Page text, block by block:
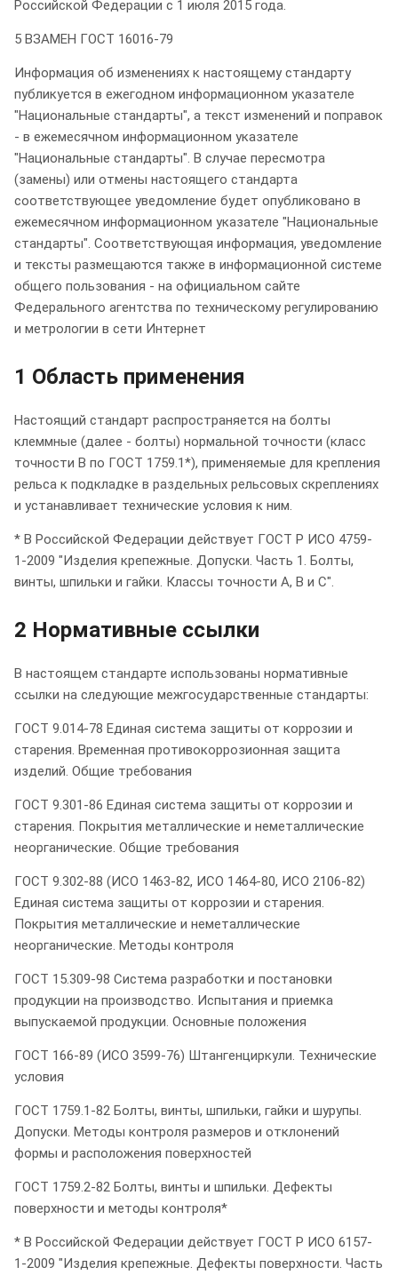
Российской Федерации с 1 июля 2015 года.
5 ВЗАМЕН ГОСТ 16016-79
Информация об изменениях к настоящему стандарту
публикуется в ежегодном информационном указателе
"Национальные стандарты", а текст изменений и поправок
- в ежемесячном информационном указателе
"Национальные стандарты". В случае пересмотра
(замены) или отмены настоящего стандарта
соответствующее уведомление будет опубликовано в
ежемесячном информационном указателе "Национальные
стандарты". Соответствующая информация, уведомление
и тексты размещаются также в информационной системе
общего пользования - на официальном сайте
Федерального агентства по техническому регулированию
и метрологии в сети Интернет
1 Область применения
Настоящий стандарт распространяется на болты
клеммные (далее - болты) нормальной точности (класс
точности В по ГОСТ 1759.1*), применяемые для крепления
рельса к подкладке в раздельных рельсовых скреплениях
и устанавливает технические условия к ним.
* В Российской Федерации действует ГОСТ Р ИСО 4759-
1-2009 "Изделия крепежные. Допуски. Часть 1. Болты,
винты, шпильки и гайки. Классы точности А, В и С".
2 Нормативные ссылки
В настоящем стандарте использованы нормативные
ссылки на следующие межгосударственные стандарты:
ГОСТ 9.014-78 Единая система защиты от коррозии и
старения. Временная противокоррозионная защита
изделий. Общие требования
ГОСТ 9.301-86 Единая система защиты от коррозии и
старения. Покрытия металлические и неметаллические
неорганические. Общие требования
ГОСТ 9.302-88 (ИСО 1463-82, ИСО 1464-80, ИСО 2106-82)
Единая система защиты от коррозии и старения.
Покрытия металлические и неметаллические
неорганические. Методы контроля
ГОСТ 15.309-98 Система разработки и постановки
продукции на производство. Испытания и приемка
выпускаемой продукции. Основные положения
ГОСТ 166-89 (ИСО 3599-76) Штангенциркули. Технические
условия
ГОСТ 1759.1-82 Болты, винты, шпильки, гайки и шурупы.
Допуски. Методы контроля размеров и отклонений
формы и расположения поверхностей
ГОСТ 1759.2-82 Болты, винты и шпильки. Дефекты
поверхности и методы контроля*
* В Российской Федерации действует ГОСТ Р ИСО 6157-
1-2009 "Изделия крепежные. Дефекты поверхности. Часть